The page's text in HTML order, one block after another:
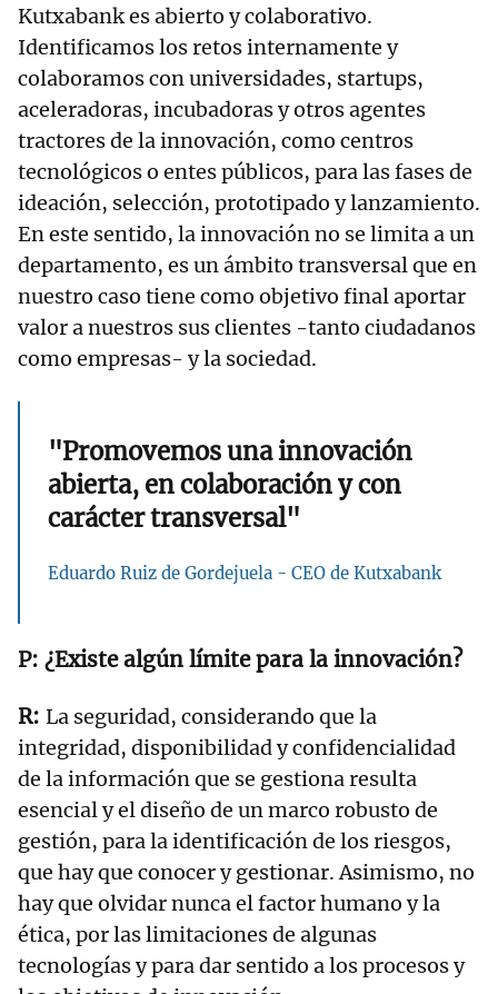
Kutxabank es abierto y colaborativo.
Identificamos los retos internamente y
colaboramos con universidades, startups,
aceleradoras, incubadoras y otros agentes
tractores de la innovación, como centros
tecnológicos o entes públicos, para las fases de
ideación, selección, prototipado y lanzamiento.
En este sentido, la innovación no se limita a un
departamento, es un ámbito transversal que en
nuestro caso tiene como objetivo final aportar
valor a nuestros sus clientes -tanto ciudadanos
como empresas- y la sociedad.
"Promovemos una innovación
abierta, en colaboración y con
carácter transversal"
Eduardo Ruiz de Gordejuela - CEO de Kutxabank
¿Existe algún límite para la innovación?
La seguridad, considerando que la
integridad, disponibilidad y confidencialidad
de la información que se gestiona resulta
esencial y el diseño de un marco robusto de
gestión, para la identificación de los riesgos,
que hay que conocer y gestionar. Asimismo, no
hay que olvidar nunca el factor humano y la
ética, por las limitaciones de algunas
tecnologías y para dar sentido a los procesos y